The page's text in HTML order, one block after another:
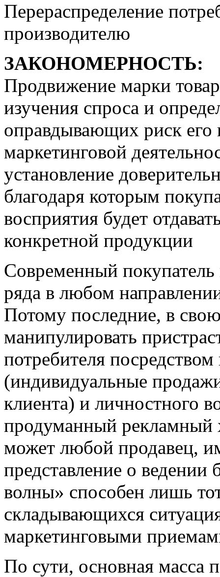
Перераспределение
производителю
ЗАКОНОМЕРНОСТЬ:
Продвижение марки
изучения спроса и
оправдывающих риск его
маркетинговой
установление
благодаря которым
восприятия будет
конкретной продукции
Современный покупатель
ряда в любом
Потому последние, в
манипулировать
потребителя
(индивидуальные
клиента) и личностного
продуманный рекламный
может любой продавец,
представление о ведении
волны» способен лишь
складывающихся
маркетинговыми
По сути, основная масса